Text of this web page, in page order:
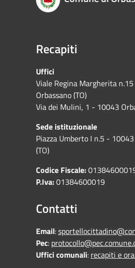
Recapiti
Uffici
Viale Regina Margherita
Orbassano (TO)
Via dei Mulini, 1 - 10043
Sede istituzionale
Piazza Umberto I n.5 -
(TO)
Codice Fiscale:
P.Iva:01384600019
Contatti
Email:
Pec:
Uffici comunali: recapiti e